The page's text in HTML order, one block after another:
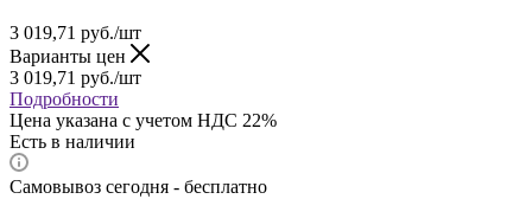
3 019,71 руб./шт
Варианты цен
3 019,71 руб./шт
Подробности
Цена указана с учетом НДС 22%
Есть в наличии
Самовывоз сегодня - бесплатно